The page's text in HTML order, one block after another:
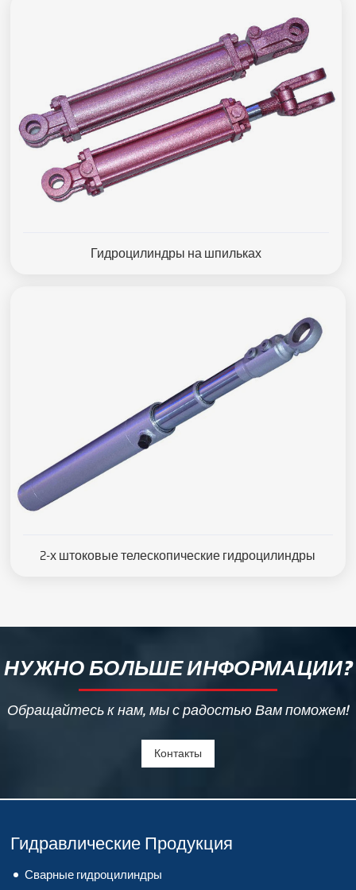
Гидроцилиндры на шпильках
2-х штоковые телескопические гидроцилиндры
НУЖНО БОЛЬШЕ ИНФОРМАЦИИ?
Обращайтесь к нам, мы с радостью Вам поможем!
Контакты
Гидравлические Продукция
Сварные гидроцилиндры